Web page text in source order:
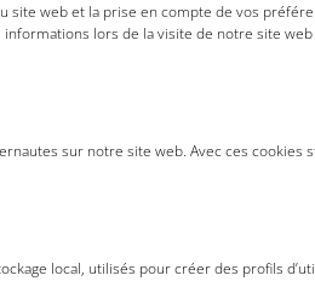
web et la prise en compte de vos
lors de la visite de notre site
sur notre site web. Avec ces
local, utilisés pour créer des profils